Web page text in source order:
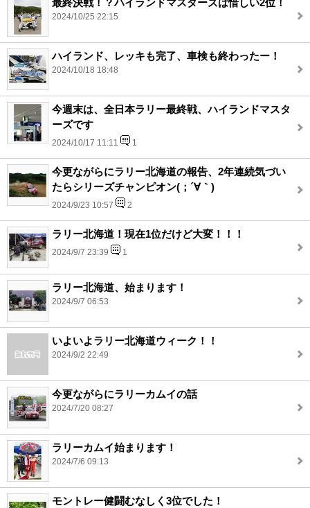
最終決戦！？ハイランドマスターズは惜しい2位！
2024/10/25 22:15
ハイランド、レッキも完了、車検も終わったー！
2024/10/18 18:48
今週末は、全日本ラリー最終戦、ハイランドマスタ
ーズです
2024/10/17 11:11 1
今更ながらにラリー北海道の報告、2年連続気づい
たらシリーズチャンピオン(；´∀｀)
2024/9/23 10:57 2
ラリー北海道！現在1位だけど大変！！！
2024/9/7 23:39 1
ラリー北海道、始まります！
2024/9/7 06:53
いよいよラリー北海道ウィーク！！
2024/9/2 22:49
今更ながらにラリーカムイの話
2024/7/20 08:27
ラリーカムイ始まります！
2024/7/6 09:13
モントレー健闘むなしく3位でした！